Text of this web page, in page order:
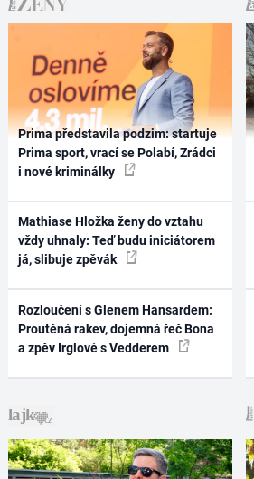
Prima představila podzim: startuje
Prima sport, vrací se Polabí, Zrádci
i nové kriminálky
Mathiase Hložka ženy do vztahu
vždy uhnaly: Teď budu iniciátorem
já, slibuje zpěvák
Rozloučení s Glenem Hansardem:
Proutěná rakev, dojemná řeč Bona
a zpěv Irglové s Vedderem